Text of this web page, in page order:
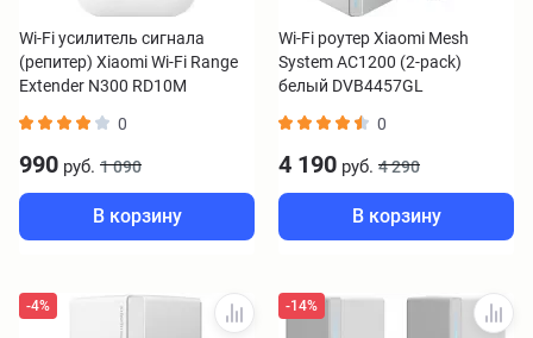
Wi-Fi усилитель сигнала
(репитер) Xiaomi Wi-Fi Range
Extender N300 RD10M
0
990 руб. 1 090
В корзину
Wi-Fi роутер Xiaomi Mesh
System AC1200 (2-pack)
белый DVB4457GL
0
4 190 руб. 4 290
В корзину
-4% -14%